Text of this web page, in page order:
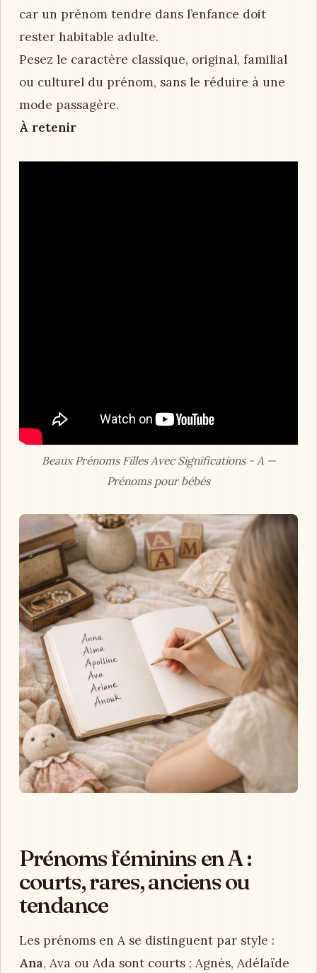
car un prénom tendre dans l’enfance doit
rester habitable adulte.
Pesez le caractère classique, original, familial
ou culturel du prénom, sans le réduire à une
mode passagère.
À retenir
Beaux Prénoms Filles Avec Significations - A —
Prénoms pour bébés
Prénoms féminins en A :
courts, rares, anciens ou
tendance
Les prénoms en A se distinguent par style :
Ana, Ava ou Ada sont courts ; Agnès, Adélaïde